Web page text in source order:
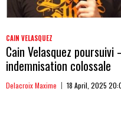
CAIN VELASQUEZ
Cain Velasquez
indemnisation colossale
Delacroix Maxime 18 April, 2025